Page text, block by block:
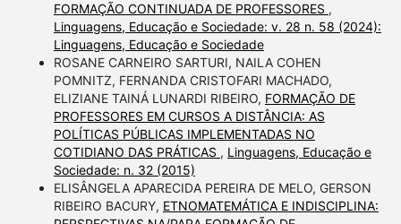
FORMAÇÃO CONTINUADA DE PROFESSORES ,
Linguagens, Educação e Sociedade: v. 28 n. 58 (2024):
Linguagens, Educação e Sociedade
ROSANE CARNEIRO SARTURI, NAILA COHEN
POMNITZ, FERNANDA CRISTOFARI MACHADO,
ELIZIANE TAINÁ LUNARDI RIBEIRO, FORMAÇÃO DE
PROFESSORES EM CURSOS A DISTÂNCIA: AS
POLÍTICAS PÚBLICAS IMPLEMENTADAS NO
COTIDIANO DAS PRÁTICAS , Linguagens, Educação e
Sociedade: n. 32 (2015)
ELISÂNGELA APARECIDA PEREIRA DE MELO, GERSON
RIBEIRO BACURY, ETNOMATEMÁTICA E INDISCIPLINA: